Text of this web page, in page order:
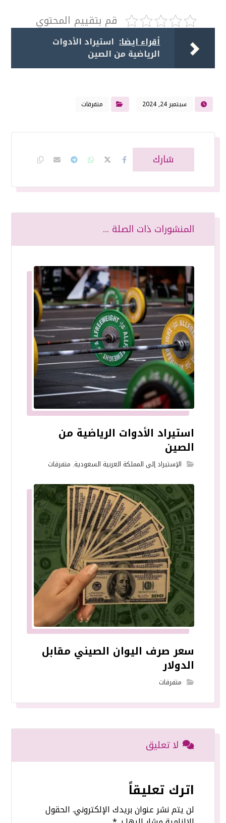
قم بتقييم المحتوي
أقراء ايضا: استيراد الأدوات
الرياضية من الصين
سبتمبر 24, 2024 متفرقات
المنشورات ذات الصلة ...
استيراد الأدوات الرياضية من
الصين
الإستيراد إلى المملكة العربية السعودية, متفرقات
سعر صرف اليوان الصيني مقابل
الدولار
متفرقات
لا تعليق
اترك تعليقاً
لن يتم نشر عنوان بريدك الإلكتروني.الحقول